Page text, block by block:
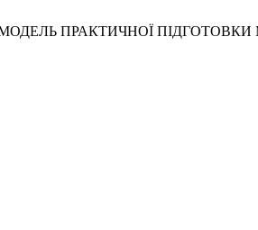
МОДЕЛЬ ПРАКТИЧНОЇ